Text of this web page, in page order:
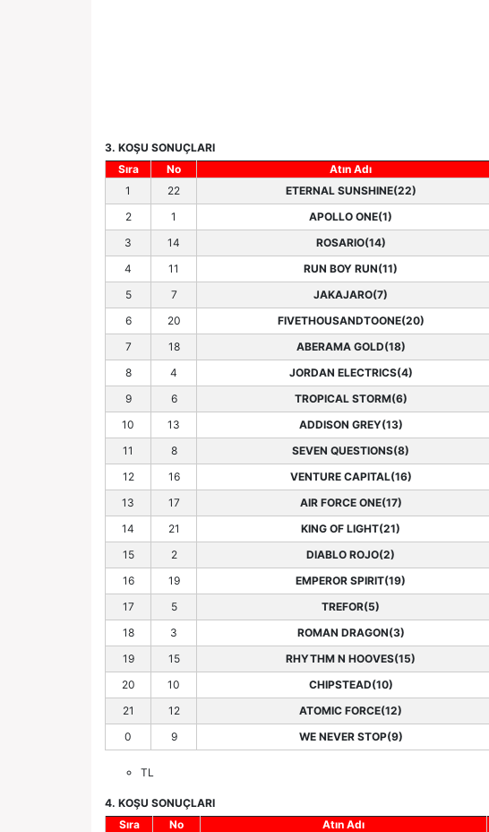
3. KOŞU SONUÇLARI
Sıra
No Atın Adı
1
22 ETERNAL SUNSHINE(22)
2
1 APOLLO ONE(1)
3
14 ROSARIO(14)
4
11 RUN BOY RUN(11)
5
7 JAKAJARO(7)
6
20 FIVETHOUSANDTOONE(20)
7
18 ABERAMA GOLD(18)
8
4 JORDAN ELECTRICS(4)
9
6 TROPICAL STORM(6)
10
13 ADDISON GREY(13)
11
8 SEVEN QUESTIONS(8)
12
16 VENTURE CAPITAL(16)
13
17 AIR FORCE ONE(17)
14
21 KING OF LIGHT(21)
15
2 DIABLO ROJO(2)
16
19 EMPEROR SPIRIT(19)
17
5 TREFOR(5)
18
3 ROMAN DRAGON(3)
19
15 RHYTHM N HOOVES(15)
20
10 CHIPSTEAD(10)
21
12 ATOMIC FORCE(12)
0
9 WE NEVER STOP(9)
TL
4. KOŞU SONUÇLARI
Sıra
No Atın Adı